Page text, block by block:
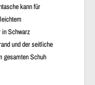
kann für
leichtem
in Schwarz
und der seitliche
gesamten Schuh